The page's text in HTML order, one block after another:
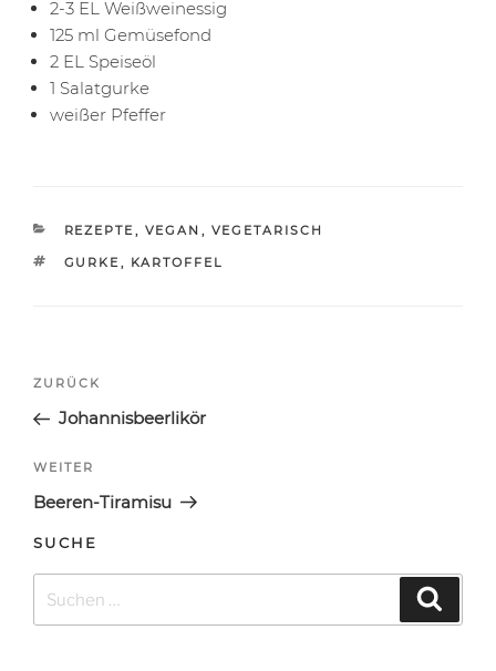
2-3 EL Weißweinessig
125 ml Gemüsefond
2 EL Speiseöl
1 Salatgurke
weißer Pfeffer
KATEGORIEN
REZEPTE, VEGAN , VEGETARISCH
SCHLAGWÖRTER
GURKE, KARTOFFEL
Beitragsnavigation
Vorheriger
Beitrag
ZURÜCK
Johannisbeerlikör
Nächster
Beitrag
WEITER
Beeren-Tiramisu
SUCHE
nach: